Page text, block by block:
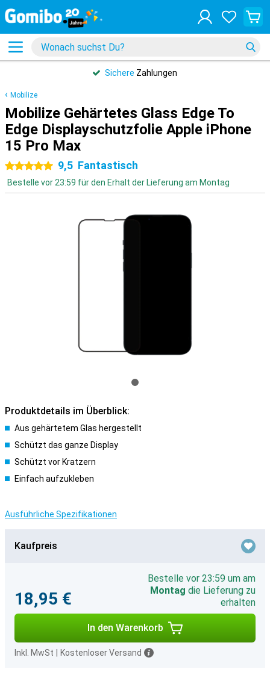
Sichere Zahlungen
Mobilize
Mobilize Gehärtetes Glass Edge To
Edge Displayschutzfolie Apple iPhone
15 Pro Max
5 Sterne9,5 Fantastisch
Bestelle vor 23:59 für den Erhalt der Lieferung am Montag
Produktdetails im Überblick:
Aus gehärtetem Glas hergestellt
Schützt das ganze Display
Schützt vor Kratzern
Einfach aufzukleben
Ausführliche Spezifikationen
Kaufpreis
18,95 €
Bestelle vor 23:59 um am
Montag die Lieferung zu
erhalten
In den Warenkorb
Inkl. MwSt Kostenloser Versand